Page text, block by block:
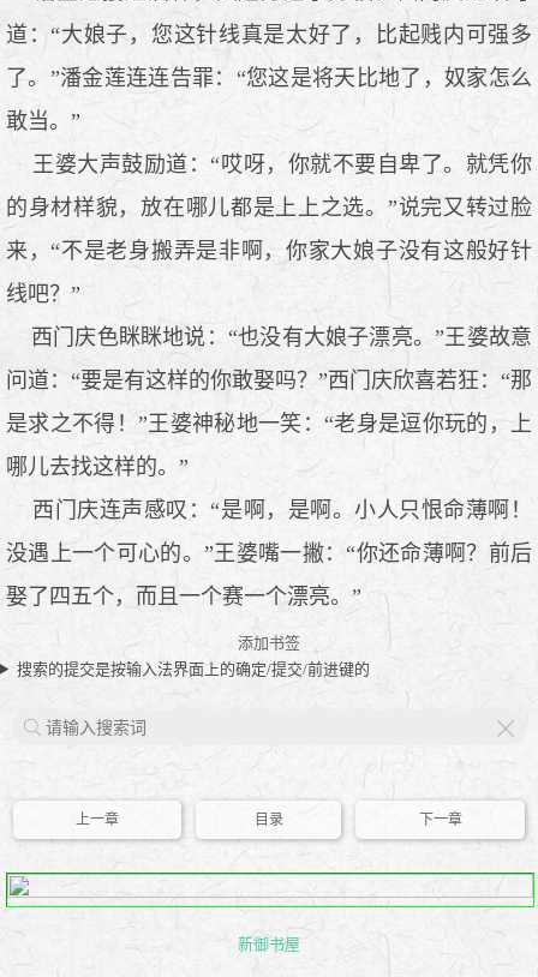
道：“大娘子，您这针线真是太好了，比起贱内可强多
了。”潘金莲连连告罪：“您这是将天比地了，奴家怎么
敢当。”
王婆大声鼓励道：“哎呀，你就不要自卑了。就凭你
的身材样貌，放在哪儿都是上上之选。”说完又转过脸
来，“不是老身搬弄是非啊，你家大娘子没有这般好针
线吧？”
西门庆色眯眯地说：“也没有大娘子漂亮。”王婆故意
问道：“要是有这样的你敢娶吗？”西门庆欣喜若狂：“那
是求之不得！”王婆神秘地一笑：“老身是逗你玩的，上
哪儿去找这样的。”
西门庆连声感叹：“是啊，是啊。小人只恨命薄啊！
没遇上一个可心的。”王婆嘴一撇：“你还命薄啊？前后
娶了四五个，而且一个赛一个漂亮。”
添加书签
搜索的提交是按输入法界面上的确定/提交/前进键的
上一章 目录 下一章
新御书屋